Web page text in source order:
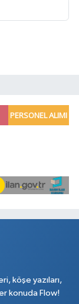
köşe yazıları,
konuda Flow!